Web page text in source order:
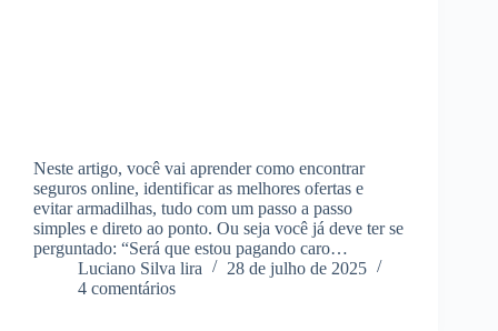
Neste artigo, você vai aprender como encontrar
seguros online, identificar as melhores ofertas e
evitar armadilhas, tudo com um passo a passo
simples e direto ao ponto. Ou seja você já deve ter se
perguntado: “Será que estou pagando caro…
Luciano Silva lira
28 de julho de 2025
4 comentários